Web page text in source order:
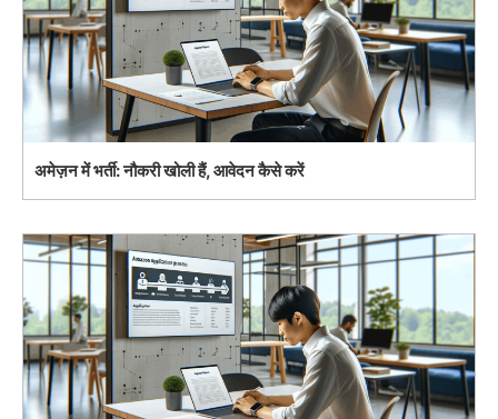
अमेज़न में भर्ती: नौकरी खोली हैं, आवेदन कैसे करें